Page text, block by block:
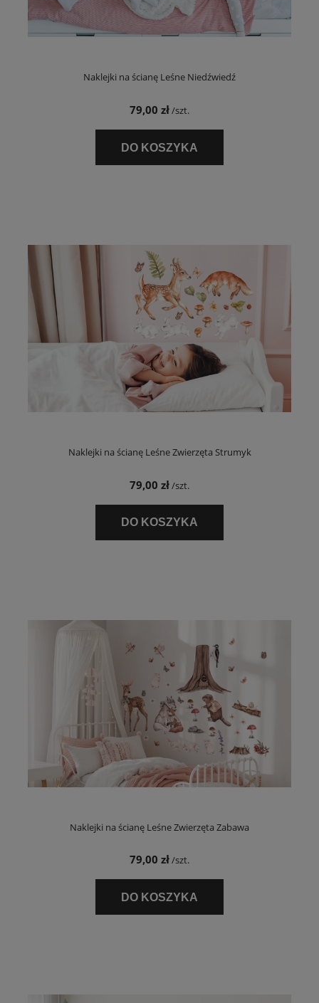
Naklejki na ścianę Leśne Niedźwiedź
79,00 zł/szt.
DO KOSZYKA
Naklejki na ścianę Leśne Zwierzęta Strumyk
79,00 zł/szt.
DO KOSZYKA
Naklejki na ścianę Leśne Zwierzęta Zabawa
79,00 zł/szt.
DO KOSZYKA